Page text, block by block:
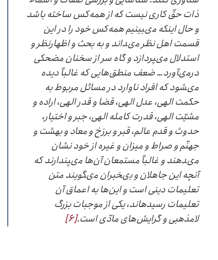
ذات حقّ کارى نیست که از همه‌کس ساخته باشد
و حال اینکه مى‏بینیم همه‌کس خود را در این
قسمت اهل نظر مى‏داند و به بحث و اظهارنظر و
استدلال مى‏پردازد و گاه سر از سخنان مضحکى
درمى‏آورد… ضعف منطق‌هایی که غالباً دیده
مى‏شود که افراد ناوارد در مسائل مربوط به
حکمت الهى، عدل الهى، قضا و قدر الهى، اراده و
مشیّت الهى، قدرت کامله الهى، جبر و اختیار،
حدوث و قدم عالم، قبر و برزخ و معاد و بهشت و
جهنّم و صراط و میزان و غیره از خود نشان
مى‏دهند و غالباً مستمعان آن‌ها مى‏پندارند که
آنچه این جاهلان و بى‏خبران مى‏گویند متن
تعلیمات دینى است و این‌ها به اعماق آن
تعلیمات رسیده‏اند، یکى از موجبات بزرگ
لامذهبى و گرایش‌های مادّى است.[۶]